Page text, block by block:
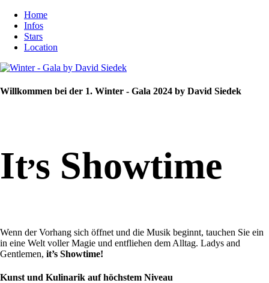
Home
Infos
Stars
Location
Willkommen bei der 1. Winter - Gala 2024 by David Siedek
It,s Showtime
Wenn der Vorhang sich öffnet und die Musik beginnt, tauchen Sie ein
in eine Welt voller Magie und entfliehen dem Alltag. Ladys and
Gentlemen, it’s Showtime!
Kunst und Kulinarik auf höchstem Niveau